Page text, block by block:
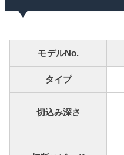
モデルNo.
タイプ
切込み深さ